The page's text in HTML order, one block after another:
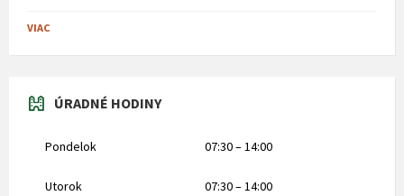
VIAC
ÚRADNÉ HODINY
Pondelok 07:30 – 14:00
Utorok 07:30 – 14:00